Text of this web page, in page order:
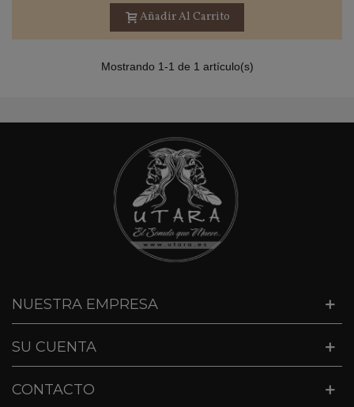
Añadir Al Carrito
Mostrando 1-1 de 1 artículo(s)
NUESTRA EMPRESA
SU CUENTA
CONTACTO